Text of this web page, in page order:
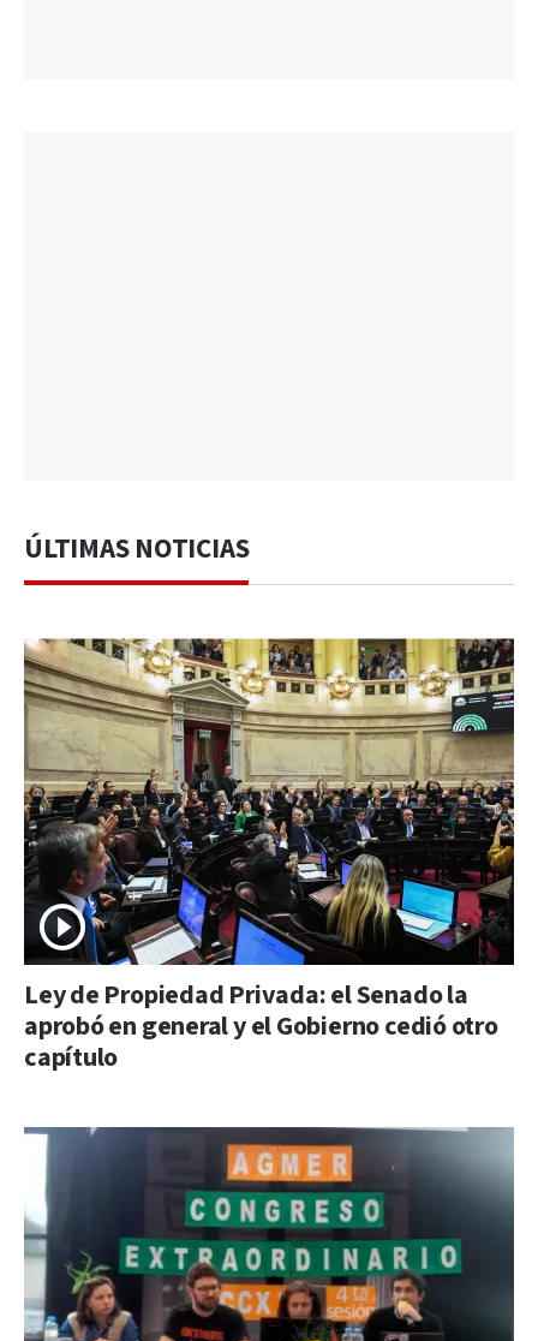
ÚLTIMAS NOTICIAS
Ley de Propiedad Privada: el Senado la
aprobó en general y el Gobierno cedió otro
capítulo